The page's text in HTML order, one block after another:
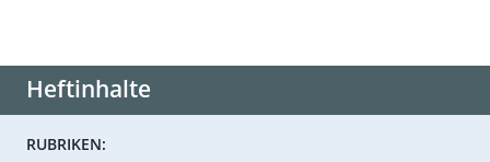
Heftinhalte
RUBRIKEN: